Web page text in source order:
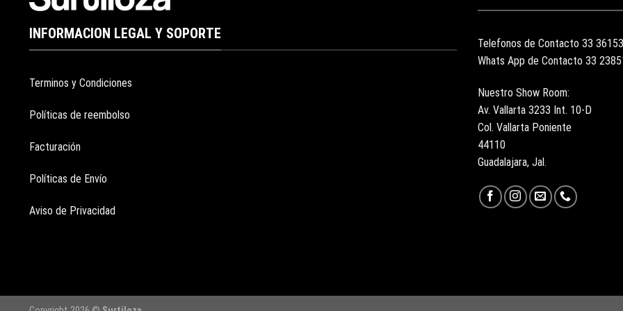
INFORMACION LEGAL Y SOPORTE
Terminos y Condiciones
Políticas de reembolso
Facturación
Políticas de Envío
Aviso de Privacidad
Telefonos de Contacto 33
Whats App de Contacto 33
Nuestro Show Room:
Av. Vallarta 3233 Int. 10-D
Col. Vallarta Poniente
44110
Guadalajara, Jal.